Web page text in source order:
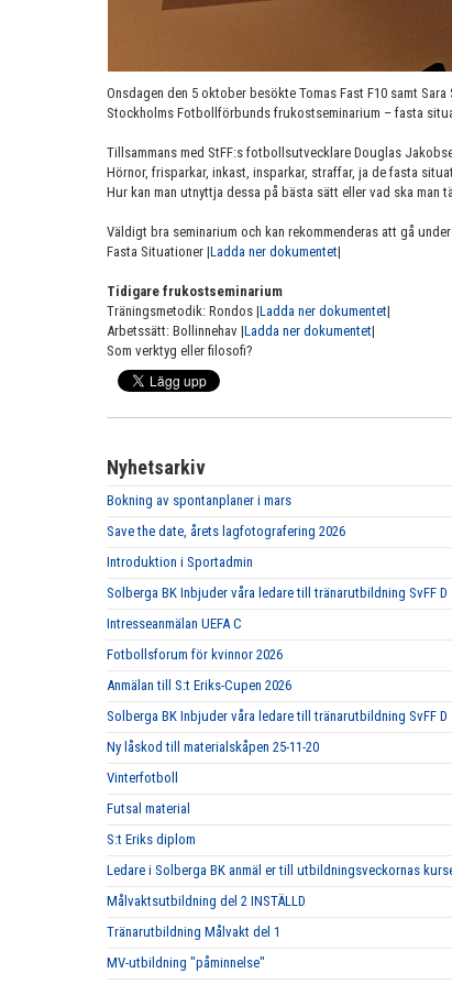
Onsdagen den 5 oktober besökte Tomas Fast F10 samt Sara
Stockholms Fotbollförbunds frukostseminarium – fasta
Tillsammans med StFF:s fotbollsutvecklare Douglas
Hörnor, frisparkar, inkast, insparkar, straffar, ja de fasta
Hur kan man utnyttja dessa på bästa sätt eller vad ska man
Väldigt bra seminarium och kan rekommenderas att gå
Fasta Situationer |Ladda ner dokumentet|
Tidigare frukostseminarium
Träningsmetodik: Rondos |Ladda ner dokumentet|
Arbetssätt: Bollinnehav |Ladda ner dokumentet|
Som verktyg eller filosofi?
Nyhetsarkiv
Bokning av spontanplaner i mars
Save the date, årets lagfotografering 2026
Introduktion i Sportadmin
Solberga BK Inbjuder våra ledare till tränarutbildning SvFF D
Intresseanmälan UEFA C
Fotbollsforum för kvinnor 2026
Anmälan till S:t Eriks-Cupen 2026
Solberga BK Inbjuder våra ledare till tränarutbildning SvFF D
Ny låskod till materialskåpen 25-11-20
Vinterfotboll
Futsal material
S:t Eriks diplom
Ledare i Solberga BK anmäl er till utbildningsveckornas
Målvaktsutbildning del 2 INSTÄLLD
Tränarutbildning Målvakt del 1
MV-utbildning "påminnelse"